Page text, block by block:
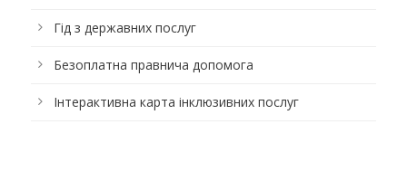
Гід з державних послуг
Безоплатна правнича допомога
Інтерактивна карта інклюзивних послуг